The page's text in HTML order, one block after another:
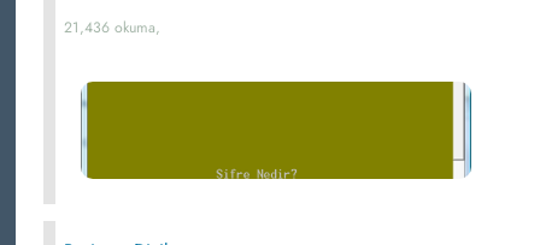
21,436 okuma,